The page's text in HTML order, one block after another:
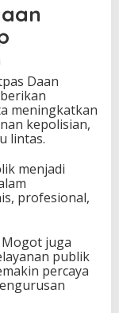
Daan
meningkatkan
kepolisian,
lintas.
menjadi
profesional,
Mogot juga
publik
percaya